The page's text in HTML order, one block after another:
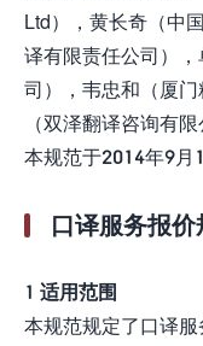
Ltd），黄长奇（中
译有限责任公司）
司），韦忠和（厦
（双泽翻译咨询有限
本规范于2014年9月
口译服务报价
1 适用范围
本规范规定了口译